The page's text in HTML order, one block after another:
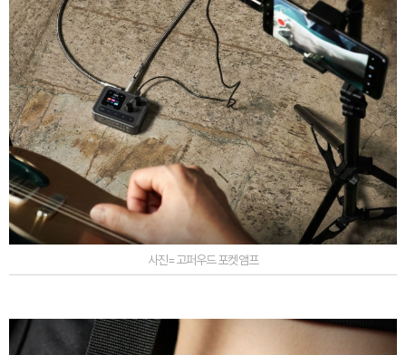
사진=고퍼우드 포켓앰프